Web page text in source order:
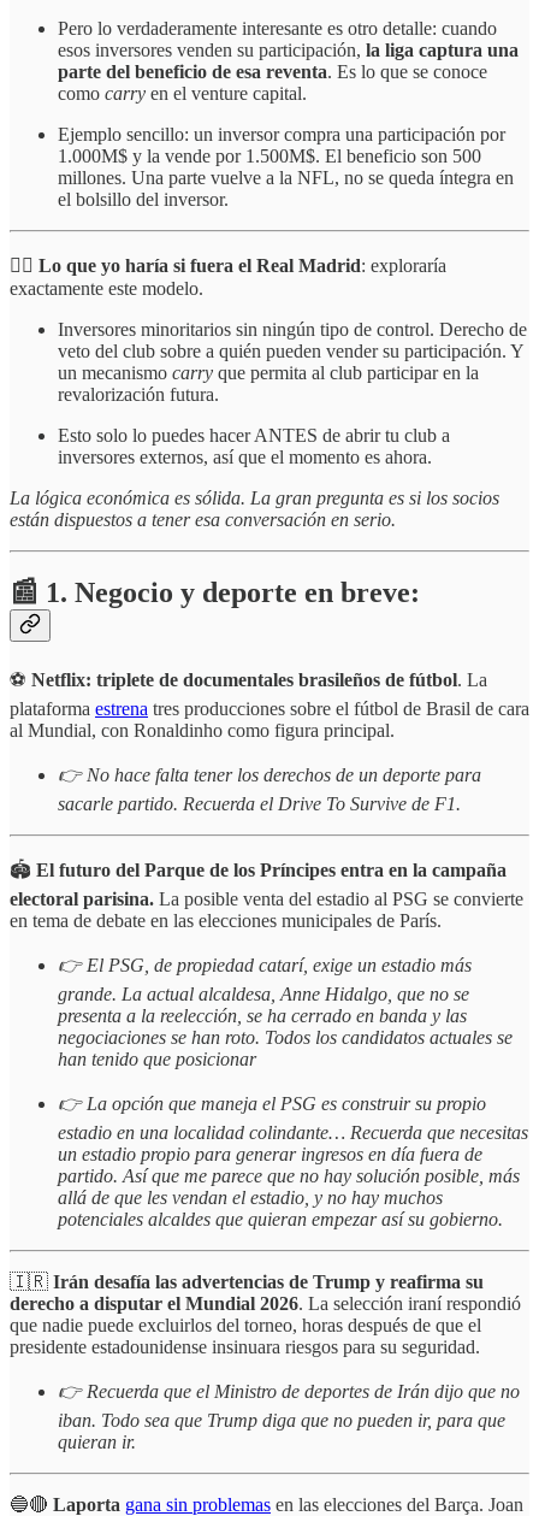
Pero lo verdaderamente interesante es otro detalle: cuando
esos inversores venden su participación, la liga captura una
parte del beneficio de esa reventa. Es lo que se conoce
como carry en el venture capital.
Ejemplo sencillo: un inversor compra una participación por
1.000M$ y la vende por 1.500M$. El beneficio son 500
millones. Una parte vuelve a la NFL, no se queda íntegra en
el bolsillo del inversor.
☝🏻 Lo que yo haría si fuera el Real Madrid: exploraría
exactamente este modelo.
Inversores minoritarios sin ningún tipo de control. Derecho de
veto del club sobre a quién pueden vender su participación. Y
un mecanismo carry que permita al club participar en la
revalorización futura.
Esto solo lo puedes hacer ANTES de abrir tu club a
inversores externos, así que el momento es ahora.
La lógica económica es sólida. La gran pregunta es si los socios
están dispuestos a tener esa conversación en serio.
📰 1. Negocio y deporte en breve:
⚽ Netflix: triplete de documentales brasileños de fútbol. La
plataforma estrena tres producciones sobre el fútbol de Brasil de cara
al Mundial, con Ronaldinho como figura principal.
👉 No hace falta tener los derechos de un deporte para
sacarle partido. Recuerda el Drive To Survive de F1.
🏟️ El futuro del Parque de los Príncipes entra en la campaña
electoral parisina. La posible venta del estadio al PSG se convierte
en tema de debate en las elecciones municipales de París.
👉 El PSG, de propiedad catarí, exige un estadio más
grande. La actual alcaldesa, Anne Hidalgo, que no se
presenta a la reelección, se ha cerrado en banda y las
negociaciones se han roto. Todos los candidatos actuales se
han tenido que posicionar
👉 La opción que maneja el PSG es construir su propio
estadio en una localidad colindante… Recuerda que necesitas
un estadio propio para generar ingresos en día fuera de
partido. Así que me parece que no hay solución posible, más
allá de que les vendan el estadio, y no hay muchos
potenciales alcaldes que quieran empezar así su gobierno.
🇮🇷 Irán desafía las advertencias de Trump y reafirma su
derecho a disputar el Mundial 2026. La selección iraní respondió
que nadie puede excluirlos del torneo, horas después de que el
presidente estadounidense insinuara riesgos para su seguridad.
👉 Recuerda que el Ministro de deportes de Irán dijo que no
iban. Todo sea que Trump diga que no pueden ir, para que
quieran ir.
🔵🔴 Laporta gana sin problemas en las elecciones del Barça. Joan